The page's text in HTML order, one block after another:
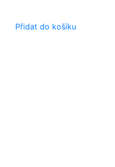
Přidat do košíku